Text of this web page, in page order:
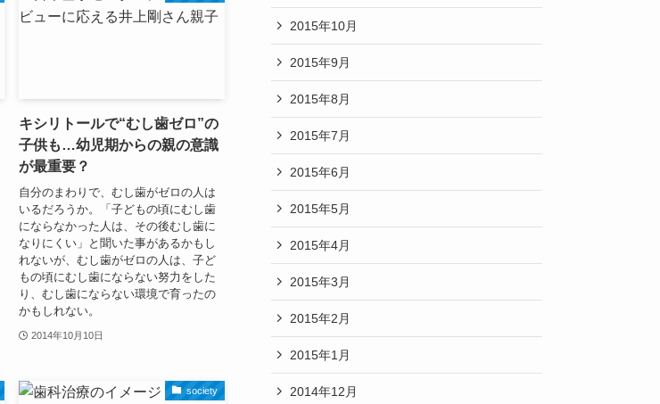
キシリトールで“むし歯ゼロ”の
子供も…幼児期からの親の意識
が最重要？
自分のまわりで、むし歯がゼロの人は
いるだろうか。「子どもの頃にむし歯
にならなかった人は、その後むし歯に
なりにくい」と聞いた事があるかもし
れないが、むし歯がゼロの人は、子ど
もの頃にむし歯にならない努力をした
り、むし歯にならない環境で育ったの
かもしれない。
2014年10月10日
society
2015年10月
2015年9月
2015年8月
2015年7月
2015年6月
2015年5月
2015年4月
2015年3月
2015年2月
2015年1月
2014年12月